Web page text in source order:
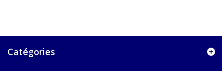
Catégories